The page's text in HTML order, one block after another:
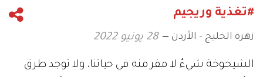
#تغذية وريجيم
زهرة الخليج - الأردن 28 يونيو 2022
الشيخوخة شيءٌ لا مفر منه في حياتنا، ولا توجد طرق